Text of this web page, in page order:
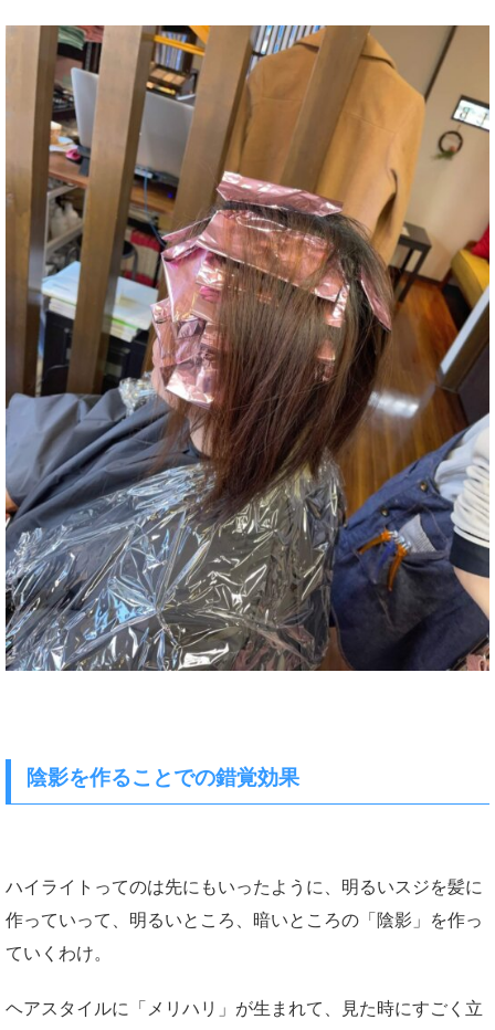
陰影を作ることでの錯覚効果
ハイライトってのは先にもいったように、明るいスジを髪に
作っていって、明るいところ、暗いところの「陰影」を作っ
ていくわけ。
ヘアスタイルに「メリハリ」が生まれて、見た時にすごく立